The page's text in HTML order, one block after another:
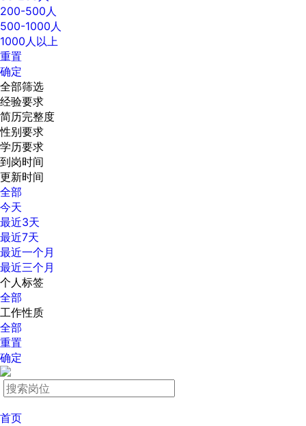
200-500人
500-1000人
1000人以上
重置
确定
全部筛选
经验要求
简历完整度
性别要求
学历要求
到岗时间
更新时间
全部
今天
最近3天
最近7天
最近一个月
最近三个月
个人标签
全部
工作性质
全部
重置
确定
首页